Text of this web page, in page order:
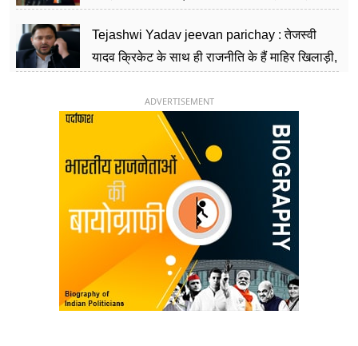
Tejashwi Yadav jeevan parichay : तेजस्वी
यादव क्रिकेट के साथ ही राजनीति के हैं माहिर खिलाड़ी,
ADVERTISEMENT